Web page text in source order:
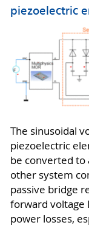
piezoelectric
The sinusoidal
piezoelectric
be converted to
other system
passive bridge
forward voltage
power losses,